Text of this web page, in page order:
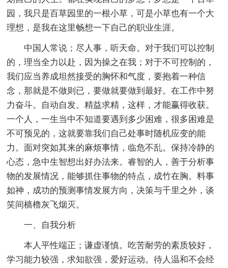
园，我只是百草园里的一根小草，可是小草也有一个大
理想，是我在这里畅想一下自己的职业生涯。
中国人常说；尽人事，听天命。对于我们可以控制
的，理当全力以赴，因为操之在我；对于不可控制的，
我们应当养成坦然接受的胸怀和气度，要抱着一种信
念，那就是不做则已，要做就要做到最好。在工作中努
力奋斗。自动自发。精益求精，这样，才能赢得收获。
一个人，一生当中不知道要遇到多少困难，很多困难是
不可预见的，这就要靠我们自己处事时随机应变的能
力。面对突如其来的麻烦事情，临危不乱。保持冷静的
心态，急中生智想出好办法来。睿智的人，善于分析事
物的发展情况，能够抓住事物的特点，成竹在胸。料事
如神，成功的预测事情发展方向，决策与千里之外，谈
笑间樯橹灰飞烟灭。
一、自我分析
本人平性端正；谦虚谨慎。吃苦耐劳的素质较好，
学习能力较强，求知欲强，爱好运动。待人温和不会经